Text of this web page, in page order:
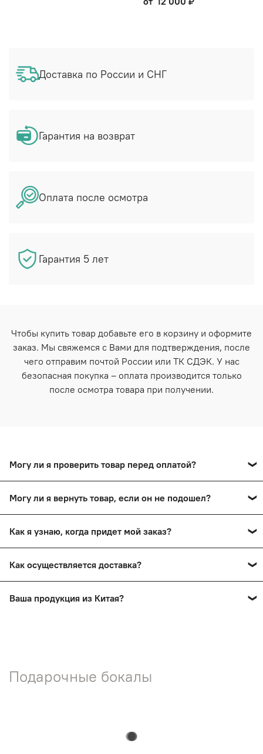
Доставка по России и СНГ
Гарантия на возврат
Оплата после осмотра
Гарантия 5 лет
Чтобы купить товар добавьте его в корзину и оформите
заказ. Мы свяжемся с Вами для подтверждения, после
чего отправим почтой России или ТК СДЭК. У нас
безопасная покупка – оплата производится только
после осмотра товара при получении.
Могу ли я проверить товар перед оплатой?
осмотра в пункте выдачи.
Могу ли я вернуть товар, если он не подошел?
сохранив товарный вид.
Как я узнаю, когда придет мой заказ?
заказа в пункт выдачи. Также мы проинформируем вас
по телефону.
Как осуществляется доставка?
Ваша продукция из Китая?
Подарочные бокалы